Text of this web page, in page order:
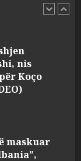
maskuar
u vodhën
ja
për